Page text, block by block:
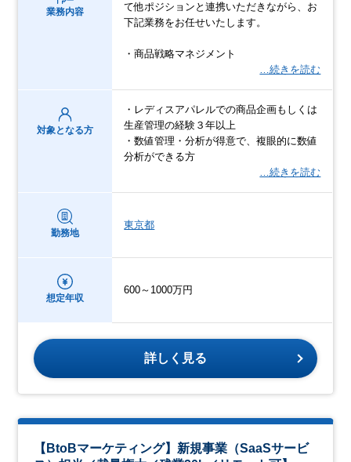
業務内容
て他ポジションと連携いただきながら、お
下記業務をお任せいたします。
・商品戦略マネジメント
…続きを読む
対象となる方
・レディスアパレルでの商品企画もしくは
生産管理の経験３年以上
・数値管理・分析が得意で、複眼的に数値
分析ができる方
…続きを読む
勤務地
東京都
想定年収
600～1000万円
詳しく見る
【BtoBマーケティング】新規事業（SaaSサービ